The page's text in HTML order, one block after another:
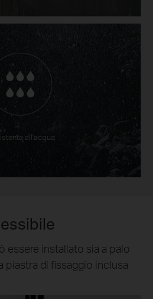
all'acqua
essere installato sia a palo
piastra di fissaggio inclusa